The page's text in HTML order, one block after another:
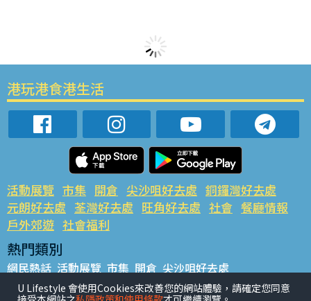
港玩港食港生活
活動展覽 市集 開倉 尖沙咀好去處 銅鑼灣好去處
元朗好去處 荃灣好去處 旺角好去處 社會 餐廳情報
戶外郊遊 社會福利
熱門類別
網民熱話 活動展覽 市集 開倉 尖沙咀好去處
銅鑼灣好去處 元朗好去處 荃灣好去處 旺角好去處 社會
U Lifestyle 會使用Cookies來改善您的網站體驗，請確定您同意